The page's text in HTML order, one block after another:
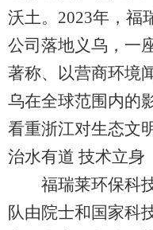
沃土。2023年，福
公司落地义乌，一
著称、以营商环境
乌在全球范围内的
看重浙江对生态文
治水有道 技术立身
福瑞莱环保科技
队由院士和国家科